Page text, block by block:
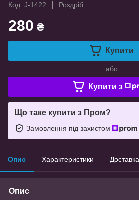
Код: J-1422
Роздріб
280 ₴
Купити
або
Купити з
Що таке купити з Пром?
Замовлення під захистом
Опис Характеристики Доставка
Опис